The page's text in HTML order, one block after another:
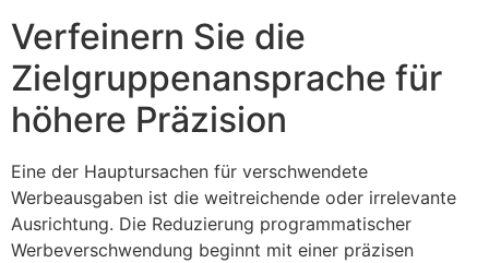
Verfeinern Sie die
Zielgruppenansprache für
höhere Präzision
Eine der Hauptursachen für verschwendete
Werbeausgaben ist die weitreichende oder irrelevante
Ausrichtung. Die Reduzierung programmatischer
Werbeverschwendung beginnt mit einer präzisen